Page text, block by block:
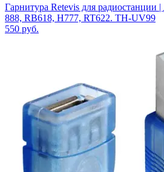
Гарнитура Retevis для
888, RB618, H777, RT622. TH-UV99
550 руб.